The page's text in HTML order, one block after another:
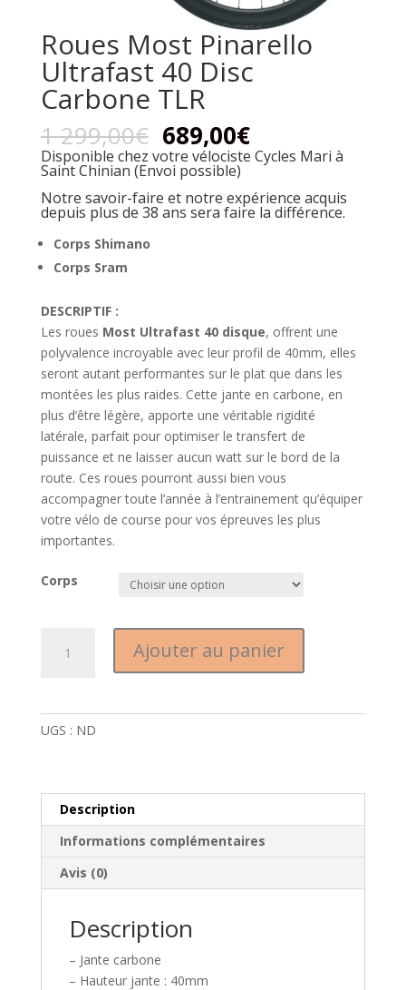
Roues Most Pinarello
Ultrafast 40 Disc
Carbone TLR
1 299,00€ 689,00€
Disponible chez votre vélociste Cycles Mari à
Saint Chinian (Envoi possible)
Notre savoir-faire et notre expérience acquis
depuis plus de 38 ans sera faire la différence.
Corps Shimano
Corps Sram
DESCRIPTIF :
Les roues Most Ultrafast 40 disque, offrent une
polyvalence incroyable avec leur profil de 40mm, elles
seront autant performantes sur le plat que dans les
montées les plus raides. Cette jante en carbone, en
plus d’être légère, apporte une véritable rigidité
latérale, parfait pour optimiser le transfert de
puissance et ne laisser aucun watt sur le bord de la
route. Ces roues pourront aussi bien vous
accompagner toute l’année à l’entrainement qu’équiper
votre vélo de course pour vos épreuves les plus
importantes.
Corps
Carbone
TLR
Ajouter au panier
UGS : ND
Description
Informations complémentaires
Avis (0)
Description
– Jante carbone
– Hauteur jante : 40mm